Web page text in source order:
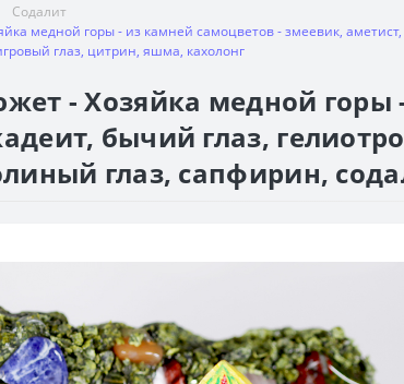
Содалит
медной горы - из камней самоцветов - змеевик,
глаз, цитрин, яшма, кахолонг
- Хозяйка медной горы
бычий глаз,
глаз, сапфирин,